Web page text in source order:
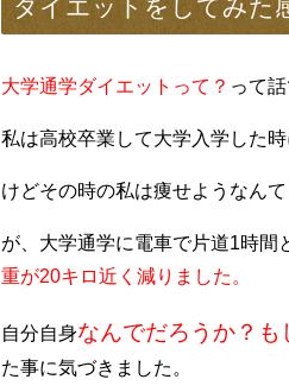
ダイエットをしてみた
大学通学ダイエットって？ って話
私は高校卒業して大学入学した
けどその時の私は痩せようなん
が、大学通学に電車で片道1時間
重が20キロ近く減りました。
自分自身なんでだろうか？も
た事に気づきました。